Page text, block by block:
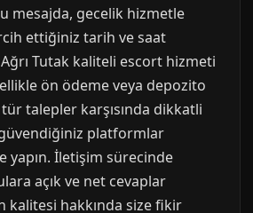
mesajda, gecelik hizmetle
ettiğiniz tarih ve saat
Ağrı Tutak kaliteli escort hizmeti
ön ödeme veya depozito
talepler karşısında dikkatli
platformlar
yapın. İletişim sürecinde
açık ve net cevaplar
kalitesi hakkında size fikir